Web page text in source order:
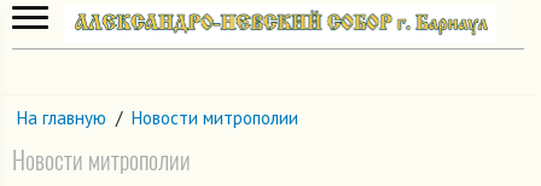
На главную / Новости митрополии
Новости митрополии